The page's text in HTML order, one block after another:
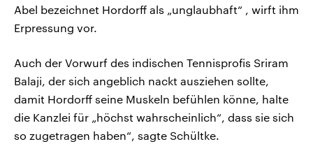
Abel bezeichnet Hordorff als „unglaubhaft“ , wirft ihm
Erpressung vor.
Auch der Vorwurf des indischen Tennisprofis Sriram
Balaji, der sich angeblich nackt ausziehen sollte,
damit Hordorff seine Muskeln befühlen könne, halte
die Kanzlei für „höchst wahrscheinlich“, dass sie sich
so zugetragen haben“, sagte Schültke.